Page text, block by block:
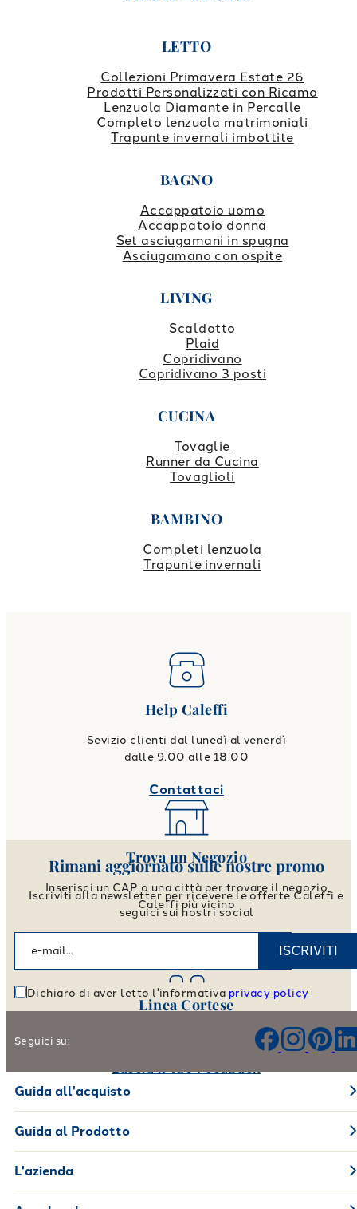
LETTO
Collezioni Primavera Estate 26
Prodotti Personalizzati con Ricamo
Lenzuola Diamante in Percalle
Completo lenzuola matrimoniali
Trapunte invernali imbottite
BAGNO
Accappatoio uomo
Accappatoio donna
Set asciugamani in spugna
Asciugamano con ospite
LIVING
Scaldotto
Plaid
Copridivano
Copridivano 3 posti
CUCINA
Tovaglie
Runner da Cucina
Tovaglioli
BAMBINO
Completi lenzuola
Trapunte invernali
Help Caleffi
Sevizio clienti dal lunedì al venerdì
dalle 9.00 alle 18.00
Contattaci
Trova un Negozio
Inserisci un CAP o una città per trovare il negozio
Caleffi più vicino
Vai allo store locator
Linea Cortese
Aiutaci a migliorare i nostri prodotti e il nostro servizio
Rimani aggiornato sulle nostre promo
Iscriviti alla newsletter per ricevere le offerte Caleffi e
seguici sui nostri social
ISCRIVITI
Dichiaro di aver letto l'informativa privacy policy
Seguici su:
Guida all'acquisto
Guida al Prodotto
L'azienda